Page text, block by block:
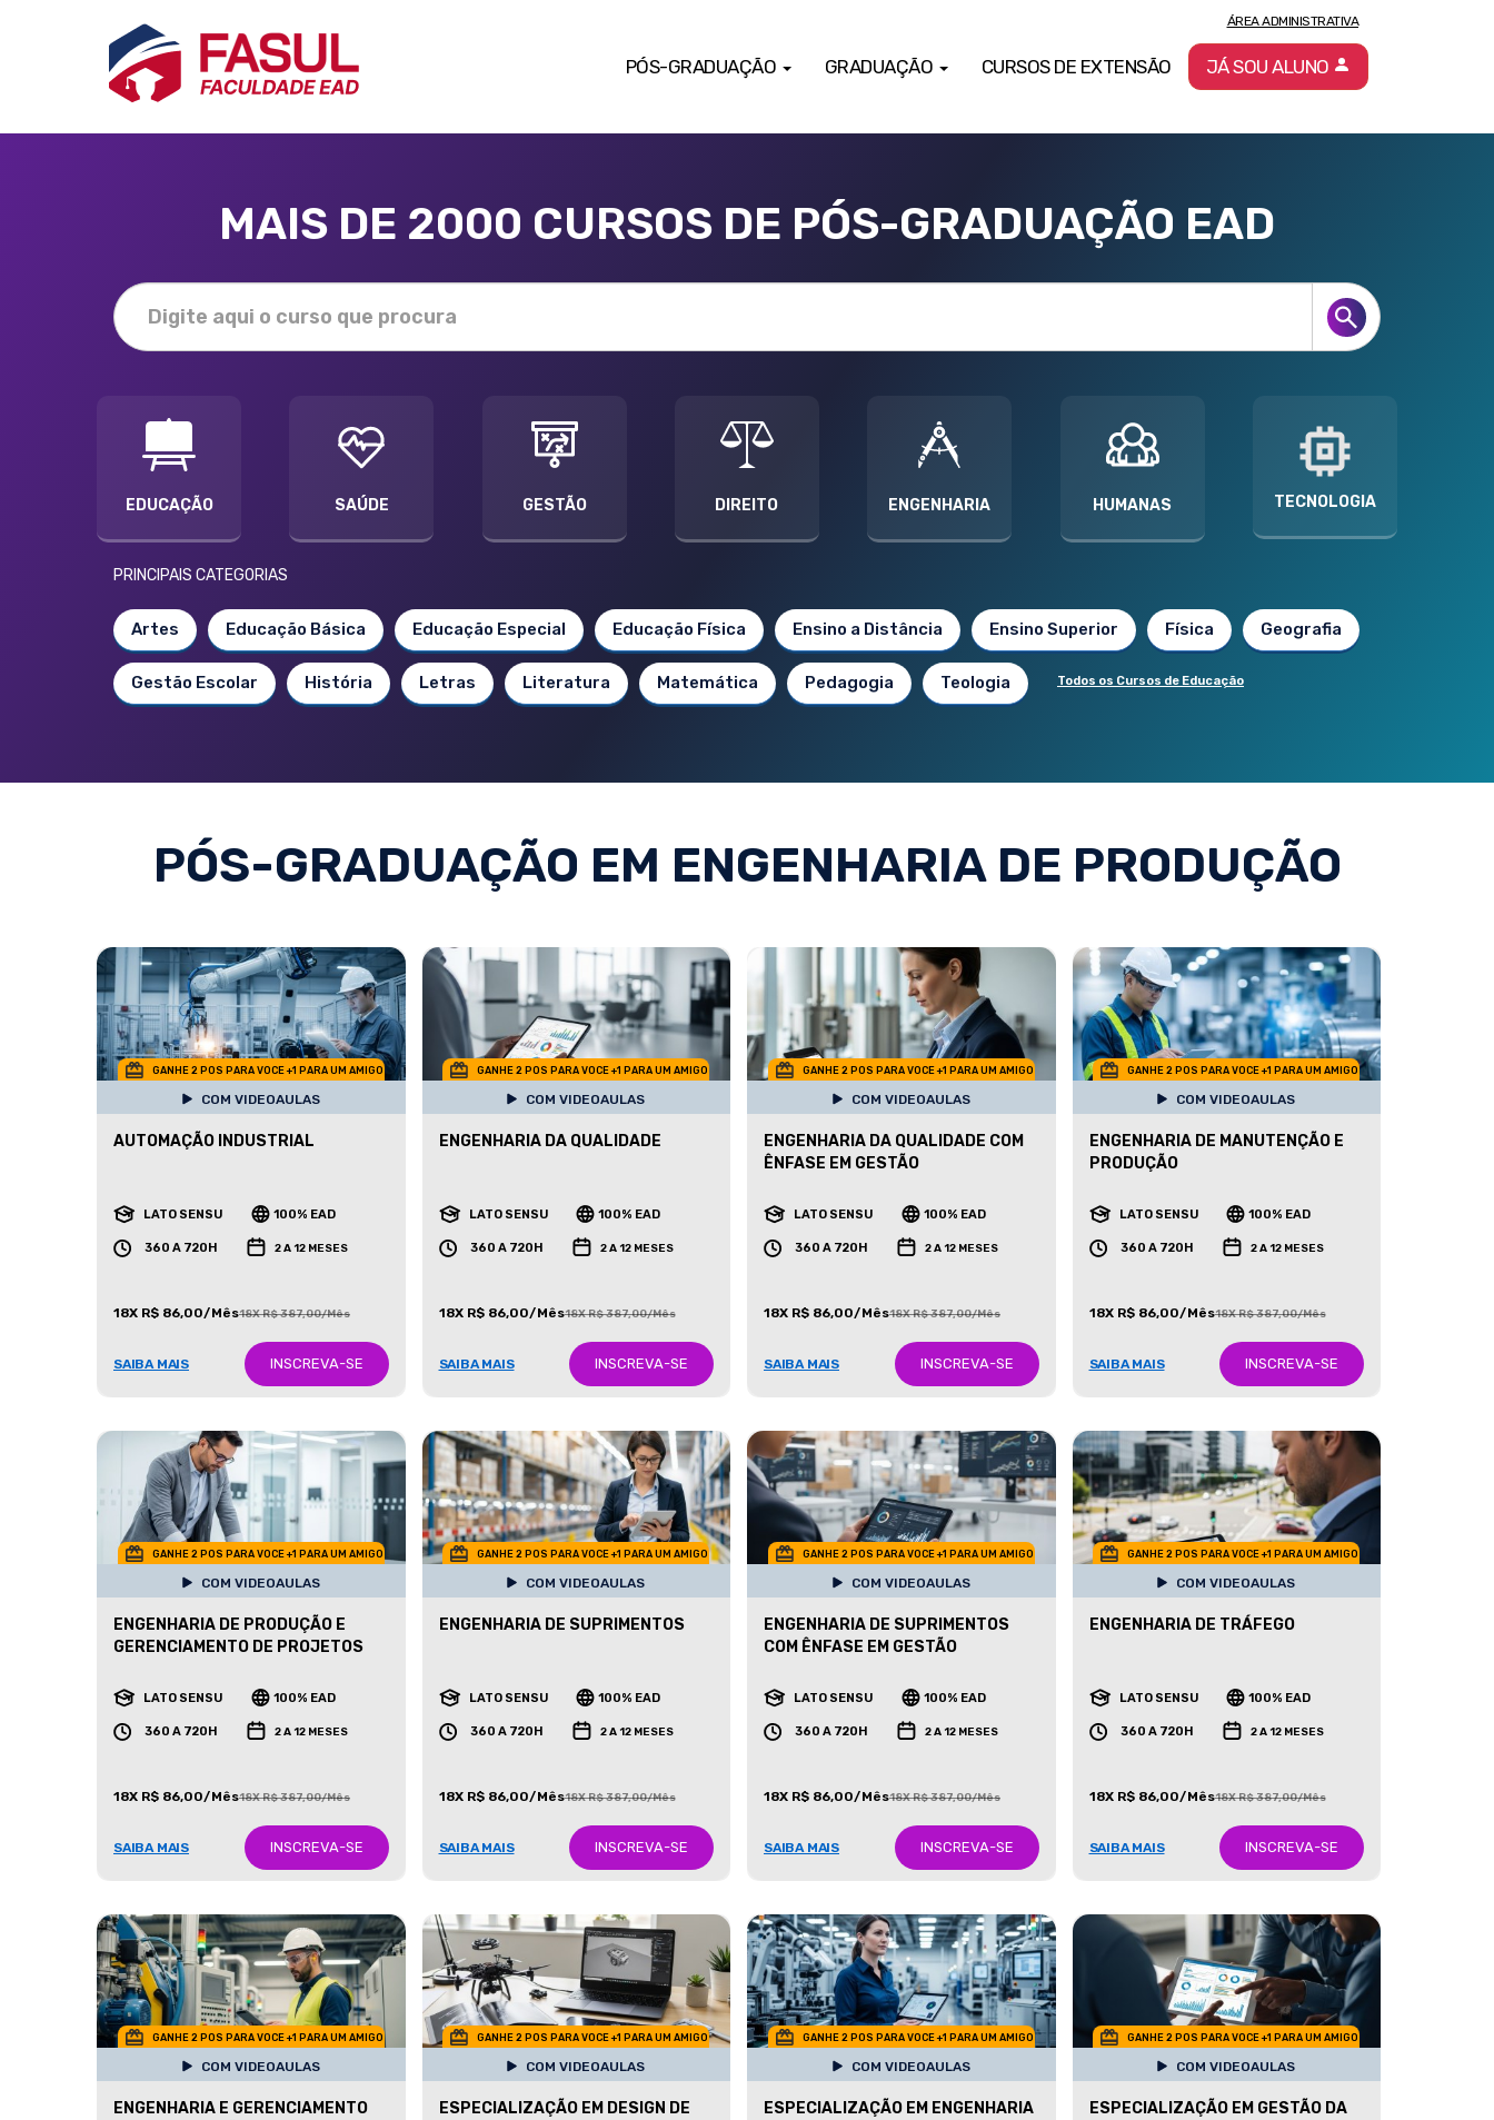
PÓS-GRADUAÇÃO GRADUAÇÃO CURSOS DE EXTENSÃO
ÁREA ADMINISTRATIVA
JÁ SOU ALUNO
MAIS DE 2000 CURSOS DE PÓS-GRADUAÇÃO EAD
EDUCAÇÃO SAÚDE GESTÃO DIREITO ENGENHARIA HUMANAS TECNOLOGIA
PRINCIPAIS CATEGORIAS
Artes Educação Básica Educação Especial Educação Física Ensino a Distância Ensino Superior Física Geografia
Gestão Escolar História Letras Literatura Matemática Pedagogia Teologia Todos os Cursos de Educação
PÓS-GRADUAÇÃO EM ENGENHARIA DE PRODUÇÃO
GANHE 2 POS PARA VOCE +1 PARA UM AMIGO
COM VIDEOAULAS
AUTOMAÇÃO INDUSTRIAL
LATO SENSU 100% EAD
360 A 720H 2 A 12 MESES
18X R$ 86,00/Mês18X R$ 387,00/Mês
SAIBA MAIS INSCREVA-SE
GANHE 2 POS PARA VOCE +1 PARA UM AMIGO
COM VIDEOAULAS
ENGENHARIA DA QUALIDADE
LATO SENSU 100% EAD
360 A 720H 2 A 12 MESES
18X R$ 86,00/Mês18X R$ 387,00/Mês
SAIBA MAIS INSCREVA-SE
GANHE 2 POS PARA VOCE +1 PARA UM AMIGO
COM VIDEOAULAS
ENGENHARIA DA QUALIDADE COM
ÊNFASE EM GESTÃO
LATO SENSU 100% EAD
360 A 720H 2 A 12 MESES
18X R$ 86,00/Mês18X R$ 387,00/Mês
SAIBA MAIS INSCREVA-SE
GANHE 2 POS PARA VOCE +1 PARA UM AMIGO
COM VIDEOAULAS
ENGENHARIA DE MANUTENÇÃO E
PRODUÇÃO
LATO SENSU 100% EAD
360 A 720H 2 A 12 MESES
18X R$ 86,00/Mês18X R$ 387,00/Mês
SAIBA MAIS INSCREVA-SE
GANHE 2 POS PARA VOCE +1 PARA UM AMIGO
COM VIDEOAULAS
ENGENHARIA DE PRODUÇÃO E
GERENCIAMENTO DE PROJETOS
LATO SENSU 100% EAD
360 A 720H 2 A 12 MESES
18X R$ 86,00/Mês18X R$ 387,00/Mês
SAIBA MAIS INSCREVA-SE
GANHE 2 POS PARA VOCE +1 PARA UM AMIGO
COM VIDEOAULAS
ENGENHARIA DE SUPRIMENTOS
LATO SENSU 100% EAD
360 A 720H 2 A 12 MESES
18X R$ 86,00/Mês18X R$ 387,00/Mês
SAIBA MAIS INSCREVA-SE
GANHE 2 POS PARA VOCE +1 PARA UM AMIGO
COM VIDEOAULAS
ENGENHARIA DE SUPRIMENTOS
COM ÊNFASE EM GESTÃO
LATO SENSU 100% EAD
360 A 720H 2 A 12 MESES
18X R$ 86,00/Mês18X R$ 387,00/Mês
SAIBA MAIS INSCREVA-SE
GANHE 2 POS PARA VOCE +1 PARA UM AMIGO
COM VIDEOAULAS
ENGENHARIA DE TRÁFEGO
LATO SENSU 100% EAD
360 A 720H 2 A 12 MESES
18X R$ 86,00/Mês18X R$ 387,00/Mês
SAIBA MAIS INSCREVA-SE
GANHE 2 POS PARA VOCE +1 PARA UM AMIGO
COM VIDEOAULAS
ENGENHARIA E GERENCIAMENTO
GANHE 2 POS PARA VOCE +1 PARA UM AMIGO
COM VIDEOAULAS
ESPECIALIZAÇÃO EM DESIGN DE
GANHE 2 POS PARA VOCE +1 PARA UM AMIGO
COM VIDEOAULAS
ESPECIALIZAÇÃO EM ENGENHARIA
GANHE 2 POS PARA VOCE +1 PARA UM AMIGO
COM VIDEOAULAS
ESPECIALIZAÇÃO EM GESTÃO DA